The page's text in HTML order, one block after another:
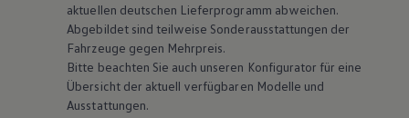
aktuellen deutschen Lieferprogramm abweichen.
Abgebildet sind teilweise Sonderausstattungen der
Fahrzeuge gegen Mehrpreis.
Bitte beachten Sie auch unseren Konfigurator für eine
Übersicht der aktuell verfügbaren Modelle und
Ausstattungen.